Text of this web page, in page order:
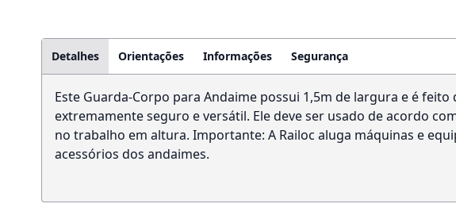
Detalhes Orientações Informações Segurança
Este Guarda-Corpo para Andaime possui 1,5m de largura e é
extremamente seguro e versátil. Ele deve ser usado de acordo
no trabalho em altura. Importante: A Railoc aluga máquinas e
acessórios dos andaimes.